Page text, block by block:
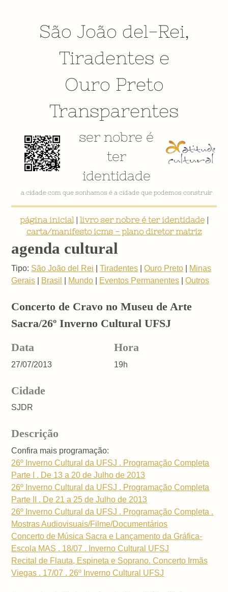
São João del-Rei,
Tiradentes e
Ouro Preto
Transparentes
ser nobre é
ter
identidade
a cidade com que sonhamos é a cidade que podemos construir
página inicial| livro ser nobre é ter identidade|
carta/manifesto icms - plano diretor matriz
agenda cultural
Tipo: São João del Rei |Tiradentes |Ouro Preto
Minas
Gerais
Brasil Mundo Eventos Permanentes |Outros
Concerto de Cravo no Museu de Arte
Sacra/26º Inverno Cultural UFSJ
Data
27/07/2013
Hora
19h
Cidade
SJDR
Descrição
Confira mais programação:
26º Inverno Cultural da UFSJ . Programação Completa
Parte I . De 13 a 20 de Julho de 2013
26º Inverno Cultural da UFSJ . Programação Completa
Parte II . De 21 a 25 de Julho de 2013
26º Inverno Cultural da UFSJ . Programação Completa .
Mostras Audiovisuais/Filme/Documentários
Concerto de Música Sacra e Lançamento da Gráfica-
Escola MAS . 18/07 . Inverno Cultural UFSJ
Recital de Flauta, Espineta e Soprano. Concerto Irmãs
Viegas . 17/07 . 26º Inverno Cultural UFSJ